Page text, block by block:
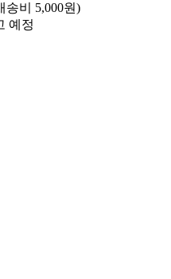
송비 5,000원)
예정